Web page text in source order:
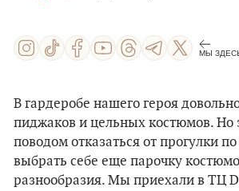
МЫ
В гардеробе нашего героя
пиджаков и цельных костюмов. Но
поводом отказаться от прогулки
выбрать себе еще парочку
разнообразия. Мы приехали в ТЦ